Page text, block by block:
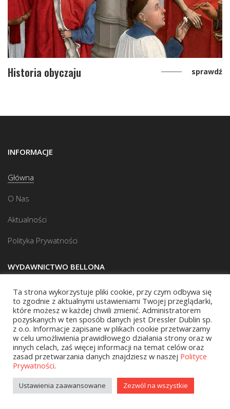
Historia obyczaju sprawdź
INFORMACJE
Główna
O Nas
Aktualności
Polityka Prywatności
WYDAWNICTWO BELLONA
Adres do korespondencji
ul. Hankiewicza 2
02-103 Warszawa
KONTAKT
Biuro:(22) 45 70 402
Ta strona wykorzystuje pliki cookie, przy czym odbywa się
to zgodnie z aktualnymi ustawieniami Twojej przeglądarki,
które możesz w każdej chwili zmienić. Administratorem
pozyskanych w ten sposób danych jest Dressler Dublin sp.
z o.o. Informacje zapisane w plikach cookie przetwarzamy
w celu umożliwienia prawidłowego działania strony oraz w
innych celach, zaś więcej informacji na temat celów oraz
zasad przetwarzania danych znajdziesz w naszej Polityce
Prywatności.
Ustawienia zaawansowane Zezwól na wszystkie